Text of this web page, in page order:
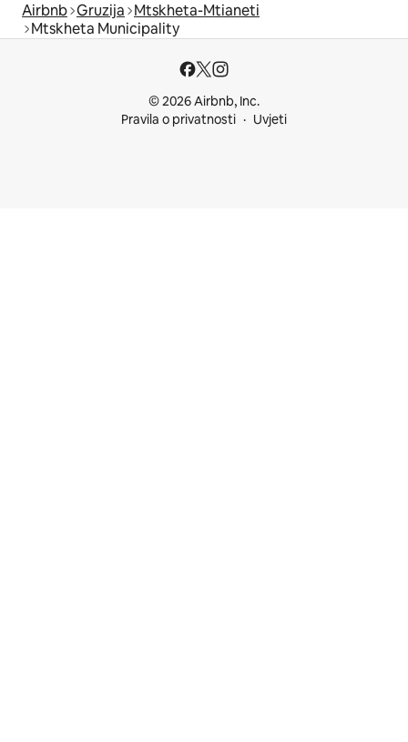
Airbnb Gruzija Mtskheta-Mtianeti
Mtskheta Municipality
© 2026 Airbnb, Inc.
Pravila o privatnosti
Uvjeti